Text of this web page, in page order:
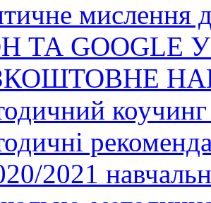
мислення
ТА GOOGLE
2021